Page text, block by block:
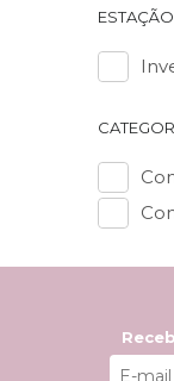
ESTAÇÃO